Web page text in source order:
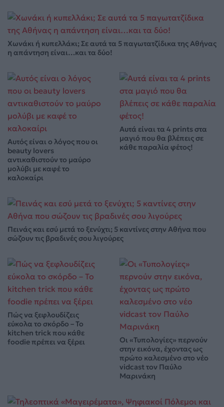
Χωνάκι ή κυπελλάκι; Σε αυτά τα 5 παγωτατζίδικα της Αθήνας
η απάντηση είναι…και τα δύο!
Αυτός είναι ο λόγος που οι
beauty lovers
αντικαθιστούν το μαύρο
μολύβι με καφέ το
καλοκαίρι
Αυτά είναι τα 4 prints στα
μαγιό που θα βλέπεις σε
κάθε παραλία φέτος!
Πεινάς και εσύ μετά το ξενύχτι; 5 καντίνες στην Αθήνα που
σώζουν τις βραδινές σου λιγούρες
Πώς να ξεφλουδίζεις
εύκολα το σκόρδο – Το
kitchen trick που κάθε
foodie πρέπει να ξέρει
Οι «Τυπολογίες» περνούν
στην εικόνα, έχοντας ως
πρώτο καλεσμένο στο νέο
vidcast τον Παύλο
Μαρινάκη